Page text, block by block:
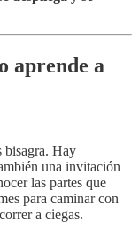
aprende a
bisagra. Hay
una invitación
las partes que
para caminar con
a ciegas.